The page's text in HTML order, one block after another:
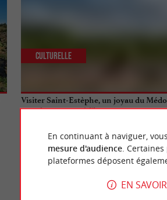
Visiter Saint-Estèphe, un joyau du
grands crus sont à l’honneur
11,0 km - Saint-Estèphe
Culturelle
En continuant à naviguer,
mesure d'audience.
plateformes déposent
EN